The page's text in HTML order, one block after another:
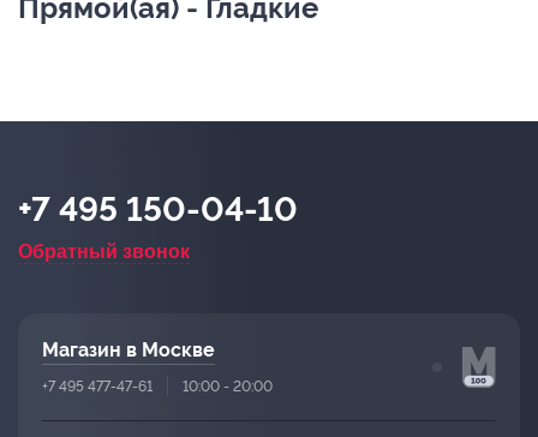
Прямой(ая) - Гладкие
+7 495 150-04-10
Обратный звонок
Магазин в Москве
+7 495 477-47-61 10:00 - 20:00